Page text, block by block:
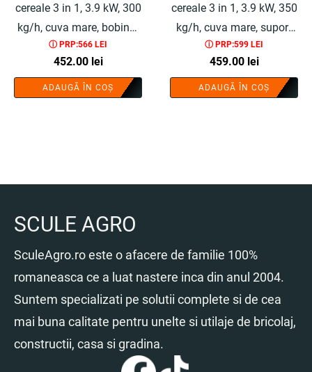
cereale 3 in 1, 3.9 kW, 300
kg/h, cuva mare, bobinaj
cupru, adaptor fructe si
legume, 4 site, 3 saci,
manusi, ochelari,
ⓘ PRP:566 LEI
452.00 lei
ADAUGĂ ÎN COȘ
cereale 3 in 1, 3.9 kW, 350
kg/h, cuva mare, suport
universal, pentru furaje si
uruiala, 3 saci, 4 site,
manusi, ochelari,
ⓘ PRP:599 LEI
459.00 lei
ADAUGĂ ÎN COȘ
SCULE AGRO
SculeAgro.ro este o afacere de familie 100%
romaneasca ce a luat nastere inca din anul 2004.
Suntem specializati pe solutii complete si de cea
mai buna calitate pentru unelte si utilaje de bricolaj,
constructii, casa si gradina.